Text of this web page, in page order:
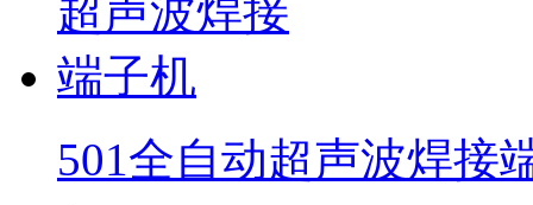
501全自动超声波焊接